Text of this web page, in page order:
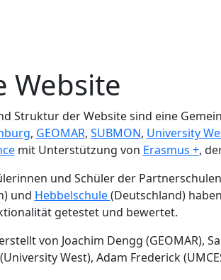
Website
Struktur der Website sind eine
, GEOMAR, SUBMON, University
mit Unterstützung von Erasmus +,
und Schüler der Partnerschulen
und Hebbelschule(Deutschland)
getestet und bewertet.
von Joachim Dengg (GEOMAR),
West), Adam Frederick